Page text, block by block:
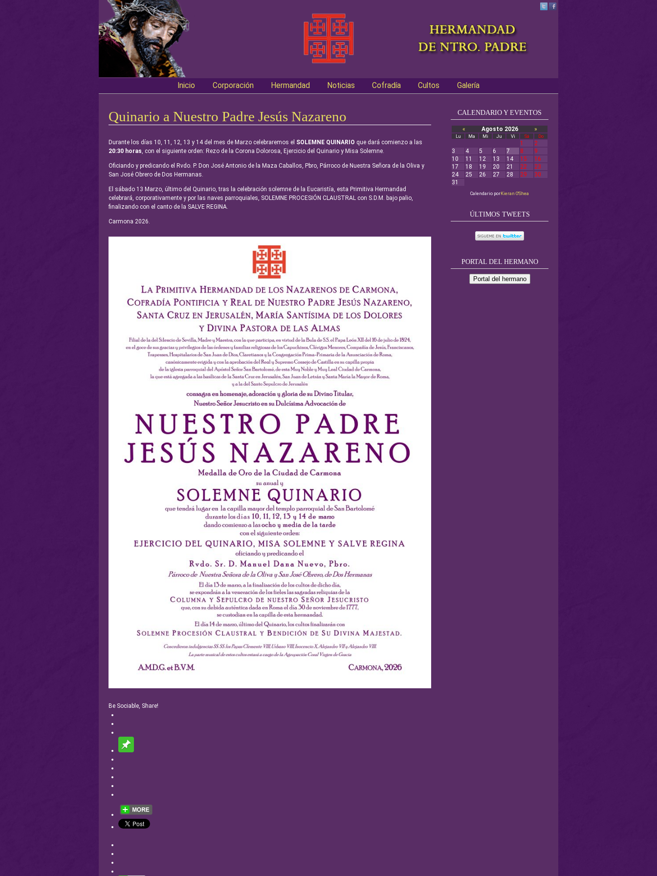
Main menu Inicio Corporación Hermandad Noticias Cofradía Cultos Galería
Quinario a Nuestro Padre Jesús Nazareno
Durante los días 10, 11, 12, 13 y 14 del mes de Marzo celebraremos el SOLEMNE QUINARIO que dará comienzo a las
20:30 horas , con el siguiente orden: Rezo de la Corona Dolorosa, Ejercicio del Quinario y Misa Solemne.
Oficiando y predicando el Rvdo. P. Don José Antonio de la Maza Caballos, Pbro, Párroco de Nuestra Señora de la Oliva y
San José Obrero de Dos Hermanas.
El sábado 13 Marzo, último del Quinario, tras la celebración solemne de la Eucaristía, esta Primitiva Hermandad
celebrará, corporativamente y por las naves parroquiales, SOLEMNE PROCESIÓN CLAUSTRAL con S.D.M. bajo palio,
finalizando con el canto de la SALVE REGINA.
Carmona 2026.
Be Sociable, Share!
CALENDARIO Y EVENTOS
« Agosto 2026 »
Lu Ma Mi Ju Vi Sá Do
1
2
3
4 5 6 7 8
9
10
11 12 13 14 15
16
17
18 19 20 21 22
23
24
25 26 27 28 29
30
31
Calendario por Kieran O'Shea
ÚLTIMOS TWEETS
PORTAL DEL HERMANO
Portal del hermano